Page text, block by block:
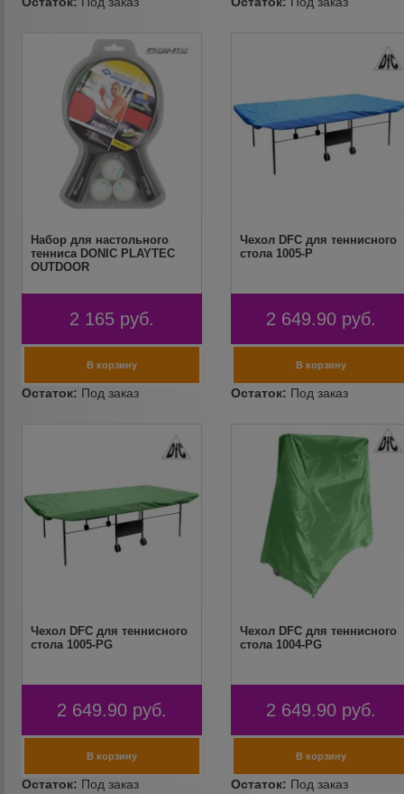
Набор для настольного
тенниса DONIC PLAYTEC
OUTDOOR
2 165 руб.
Чехол DFC для теннисного
стола 1005-P
2 649.90 руб.
Чехол DFC для теннисного
стола 1005-PG
2 649.90 руб.
Чехол DFC для теннисного
стола 1004-PG
2 649.90 руб.